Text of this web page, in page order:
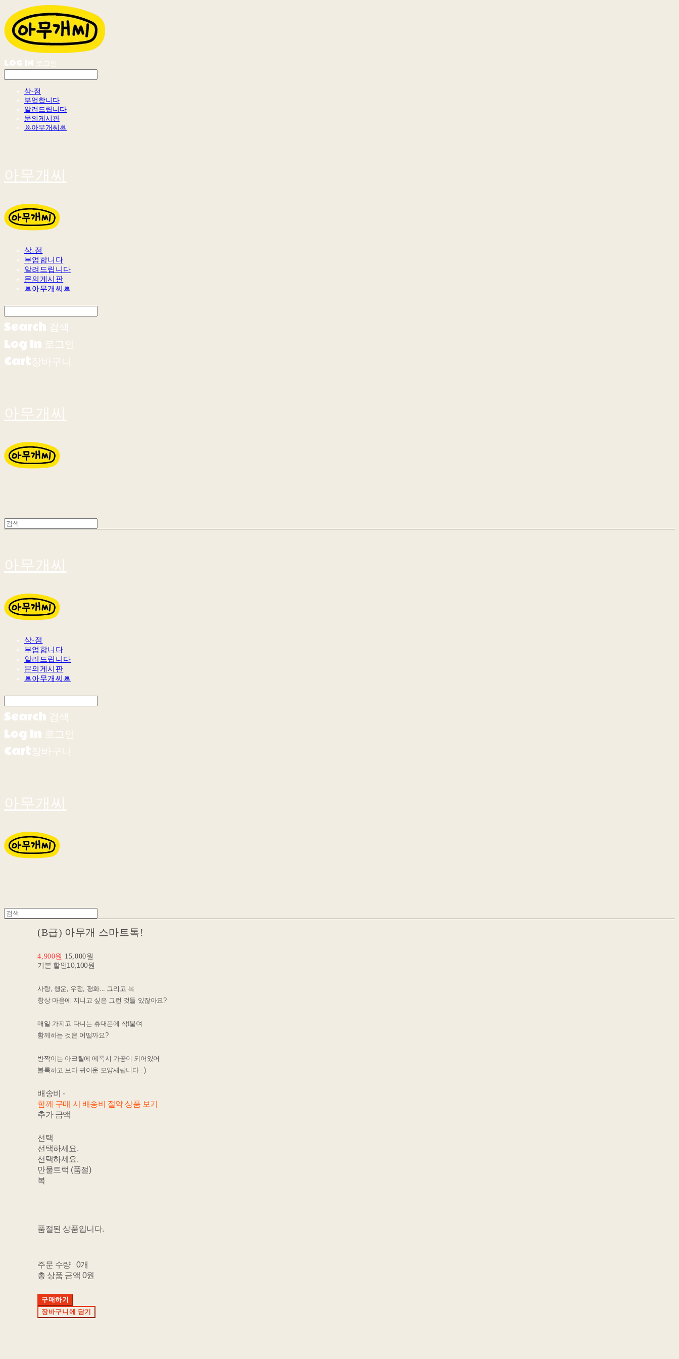
LOG IN 로그인
상-점
부업합니다
알려드립니다
문의게시판
ꔛ아무개씨ꔛ
아무개씨
상-점
부업합니다
알려드립니다
문의게시판
ꔛ아무개씨ꔛ
Search 검색
Log In 로그인
Cart장바구니
아무개씨
아무개씨
상-점
부업합니다
알려드립니다
문의게시판
ꔛ아무개씨ꔛ
Search 검색
Log In 로그인
Cart장바구니
아무개씨
(B급) 아무개 스마트톡!
4,900원 15,000원
기본 할인10,100원
사랑, 행운, 우정, 평화... 그리고 복
항상 마음에 지니고 싶은 그런 것들 있잖아요?
매일 가지고 다니는 휴대폰에 착!붙여
함께하는 것은 어떨까요?
반짝이는 아크릴에 에폭시 가공이 되어있어
볼록하고 보다 귀여운 모양새랍니다 : )
배송비-
함께 구매 시 배송비 절약 상품 보기
추가 금액
선택
선택하세요.
선택하세요.
만물트럭 (품절)
복
품절된 상품입니다.
주문 수량
0개
총 상품 금액 0원
구매하기
장바구니에 담기